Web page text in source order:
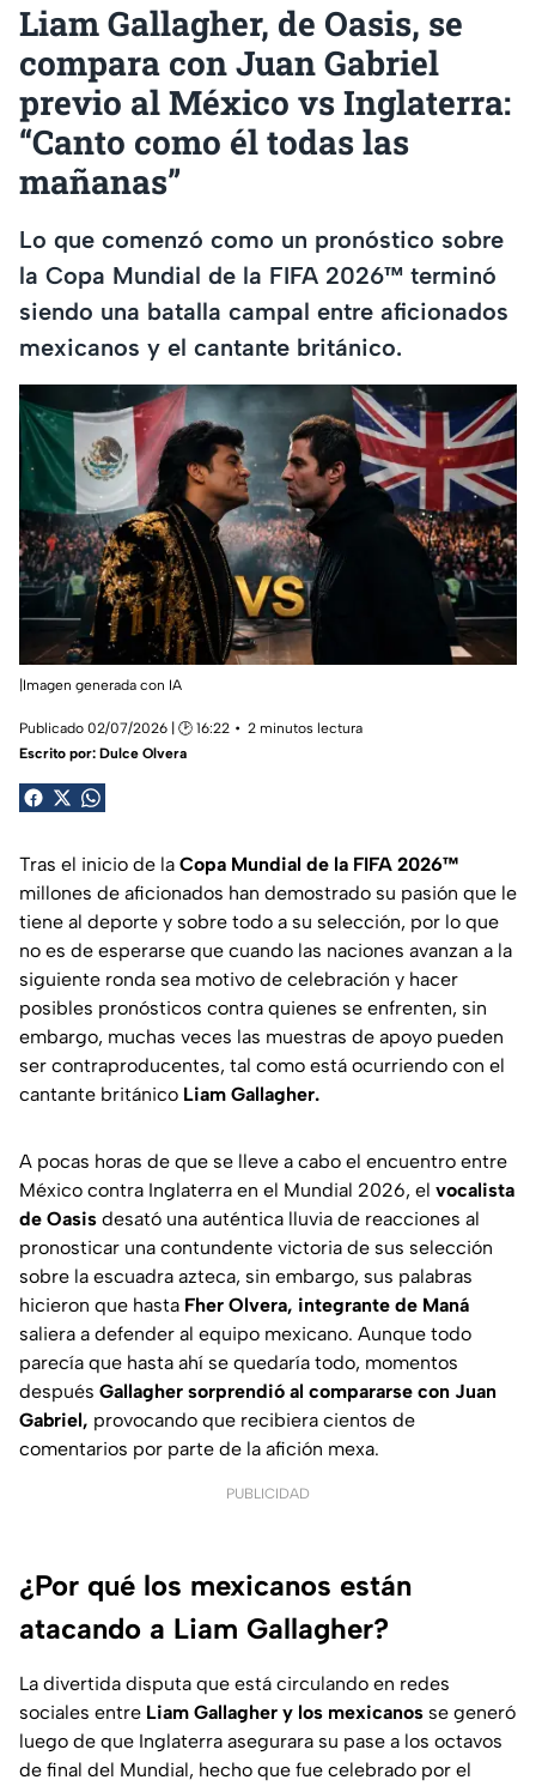
Liam Gallagher, de Oasis, se
compara con Juan Gabriel
previo al México vs Inglaterra:
“Canto como él todas las
mañanas”
Lo que comenzó como un pronóstico sobre
la Copa Mundial de la FIFA 2026™ terminó
siendo una batalla campal entre aficionados
mexicanos y el cantante británico.
|Imagen generada con IA
Publicado 02/07/2026 | 🕑 16:22
2 minutos lectura
Escrito por: Dulce Olvera
Tras el inicio de la Copa Mundial de la FIFA 2026™
millones de aficionados han demostrado su pasión que le
tiene al deporte y sobre todo a su selección, por lo que
no es de esperarse que cuando las naciones avanzan a la
siguiente ronda sea motivo de celebración y hacer
posibles pronósticos contra quienes se enfrenten, sin
embargo, muchas veces las muestras de apoyo pueden
ser contraproducentes, tal como está ocurriendo con el
cantante británico Liam Gallagher.
A pocas horas de que se lleve a cabo el encuentro entre
México contra Inglaterra en el Mundial 2026, el vocalista
de Oasis desató una auténtica lluvia de reacciones al
pronosticar una contundente victoria de sus selección
sobre la escuadra azteca, sin embargo, sus palabras
hicieron que hasta Fher Olvera, integrante de Maná
saliera a defender al equipo mexicano. Aunque todo
parecía que hasta ahí se quedaría todo, momentos
después Gallagher sorprendió al compararse con Juan
Gabriel, provocando que recibiera cientos de
comentarios por parte de la afición mexa.
PUBLICIDAD
¿Por qué los mexicanos están
atacando a Liam Gallagher?
La divertida disputa que está circulando en redes
sociales entre Liam Gallagher y los mexicanos se generó
luego de que Inglaterra asegurara su pase a los octavos
de final del Mundial, hecho que fue celebrado por el